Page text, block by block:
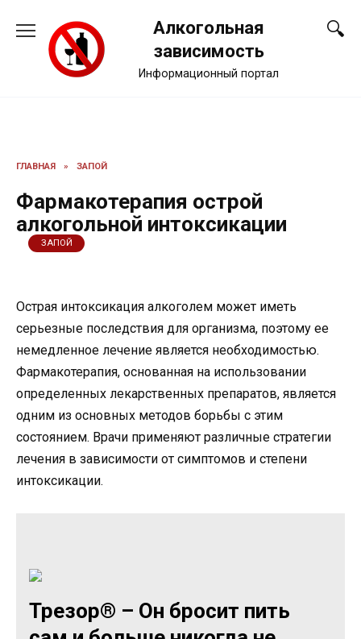
содержанию
Алкогольная
зависимость
Информационный портал
ГЛАВНАЯ » ЗАПОЙ
Фармакотерапия острой
алкогольной интоксикации
ЗАПОЙ
Острая интоксикация алкоголем может иметь
серьезные последствия для организма, поэтому ее
немедленное лечение является необходимостью.
Фармакотерапия, основанная на использовании
определенных лекарственных препаратов, является
одним из основных методов борьбы с этим
состоянием. Врачи применяют различные стратегии
лечения в зависимости от симптомов и степени
интоксикации.
Трезор® – Он бросит пить